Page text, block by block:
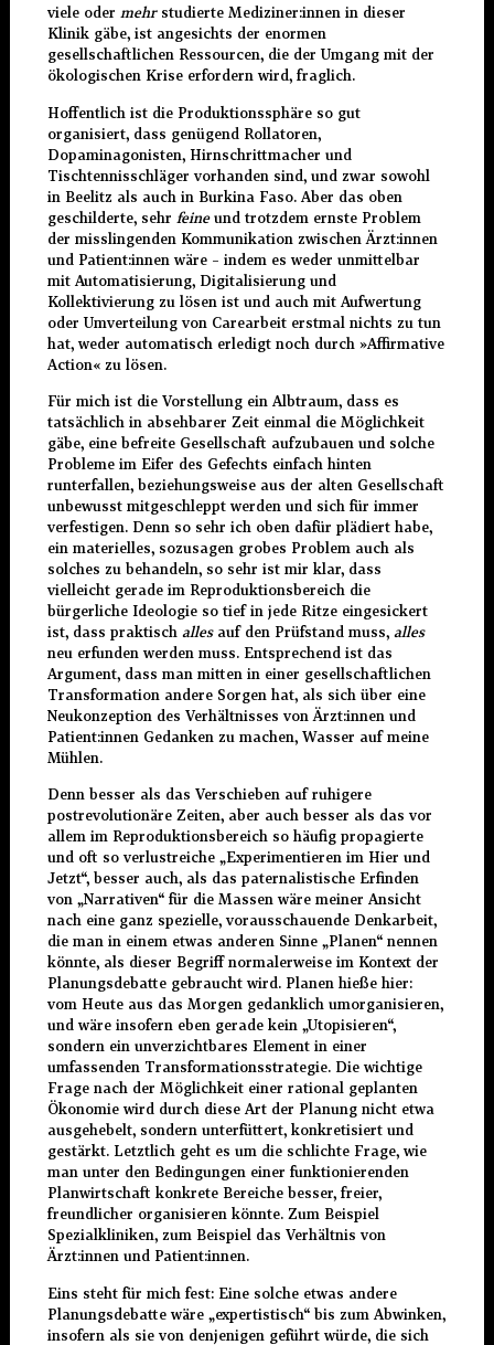
viele odermehrstudierte Mediziner:innen in dieser
Klinik gäbe, ist angesichts der enormen
gesellschaftlichen Ressourcen, die der Umgang mit der
ökologischen Krise erfordern wird, fraglich.
Hoffentlich ist die Produktionssphäre so gut
organisiert, dass genügend Rollatoren,
Dopaminagonisten, Hirnschrittmacher und
Tischtennisschläger vorhanden sind, und zwar sowohl
in Beelitz als auch in Burkina Faso. Aber das oben
geschilderte, sehr feineund trotzdem ernste Problem
der misslingenden Kommunikation zwischen Ärzt:innen
und Patient:innen wäre – indem es weder unmittelbar
mit Automatisierung, Digitalisierung und
Kollektivierung zu lösen ist und auch mit Aufwertung
oder Umverteilung von Carearbeit erstmal nichts zu tun
hat, weder automatisch erledigt noch durch »Affirmative
Action« zu lösen.
Für mich ist die Vorstellung ein Albtraum, dass es
tatsächlich in absehbarer Zeit einmal die Möglichkeit
gäbe, eine befreite Gesellschaft aufzubauen und solche
Probleme im Eifer des Gefechts einfach hinten
runterfallen, beziehungsweise aus der alten Gesellschaft
unbewusst mitgeschleppt werden und sich für immer
verfestigen. Denn so sehr ich oben dafür plädiert habe,
ein materielles, sozusagen grobes Problem auch als
solches zu behandeln, so sehr ist mir klar, dass
vielleicht gerade im Reproduktionsbereich die
bürgerliche Ideologie so tief in jede Ritze eingesickert
ist, dass praktischallesauf den Prüfstand muss,alles
neu erfunden werden muss. Entsprechend ist das
Argument, dass man mitten in einer gesellschaftlichen
Transformation andere Sorgen hat, als sich über eine
Neukonzeption des Verhältnisses von Ärzt:innen und
Patient:innen Gedanken zu machen, Wasser auf meine
Mühlen.
Denn besser als das Verschieben auf ruhigere
postrevolutionäre Zeiten, aber auch besser als das vor
allem im Reproduktionsbereich so häufig propagierte
und oft so verlustreiche „Experimentieren im Hier und
Jetzt“, besser auch, als das paternalistische Erfinden
von „Narrativen“ für die Massen wäre meiner Ansicht
nach eine ganz spezielle, vorausschauende Denkarbeit,
die man in einem etwas anderen Sinne „Planen“ nennen
könnte, als dieser Begriff normalerweise im Kontext der
Planungsdebatte gebraucht wird. Planen hieße hier:
vom Heute aus das Morgen gedanklich umorganisieren,
und wäre insofern eben gerade kein „Utopisieren“,
sondern ein unverzichtbares Element in einer
umfassenden Transformationsstrategie. Die wichtige
Frage nach der Möglichkeit einer rational geplanten
Ökonomie wird durch diese Art der Planung nicht etwa
ausgehebelt, sondern unterfüttert, konkretisiert und
gestärkt. Letztlich geht es um die schlichte Frage, wie
man unter den Bedingungen einer funktionierenden
Planwirtschaft konkrete Bereiche besser, freier,
freundlicher organisieren könnte. Zum Beispiel
Spezialkliniken, zum Beispiel das Verhältnis von
Ärzt:innen und Patient:innen.
Eins steht für mich fest: Eine solche etwas andere
Planungsdebatte wäre „expertistisch“ bis zum Abwinken,
insofern als sie von denjenigen geführt würde, die sich